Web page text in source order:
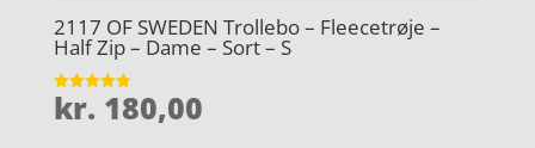
2117 OF SWEDEN Trollebo – Fleecetrøje –
Half Zip – Dame – Sort – S
Vurderet
4.9
kr. 180,00